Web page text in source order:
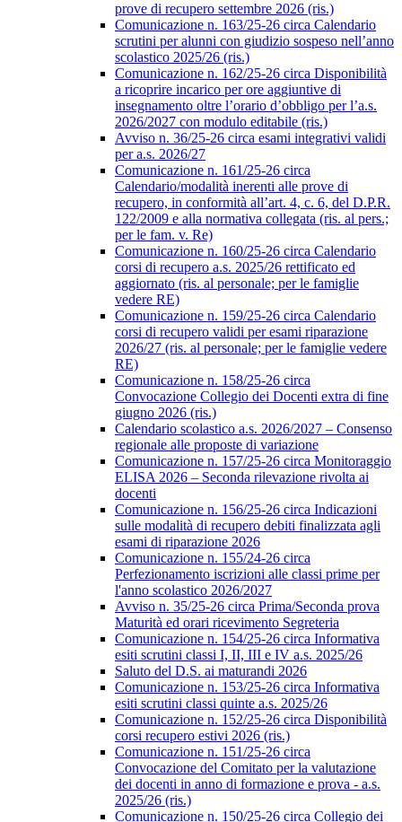
prove di recupero settembre 2026 (ris.)
Comunicazione n. 163/25-26 circa Calendario
scrutini per alunni con giudizio sospeso nell’anno
scolastico 2025/26 (ris.)
Comunicazione n. 162/25-26 circa Disponibilità
a ricoprire incarico per ore aggiuntive di
insegnamento oltre l’orario d’obbligo per l’a.s.
2026/2027 con modulo editabile (ris.)
Avviso n. 36/25-26 circa esami integrativi validi
per a.s. 2026/27
Comunicazione n. 161/25-26 circa
Calendario/modalità inerenti alle prove di
recupero, in conformità all’art. 4, c. 6, del D.P.R.
122/2009 e alla normativa collegata (ris. al pers.;
per le fam. v. Re)
Comunicazione n. 160/25-26 circa Calendario
corsi di recupero a.s. 2025/26 rettificato ed
aggiornato (ris. al personale; per le famiglie
vedere RE)
Comunicazione n. 159/25-26 circa Calendario
corsi di recupero validi per esami riparazione
2026/27 (ris. al personale; per le famiglie vedere
RE)
Comunicazione n. 158/25-26 circa
Convocazione Collegio dei Docenti extra di fine
giugno 2026 (ris.)
Calendario scolastico a.s. 2026/2027 – Consenso
regionale alle proposte di variazione
Comunicazione n. 157/25-26 circa Monitoraggio
ELISA 2026 – Seconda rilevazione rivolta ai
docenti
Comunicazione n. 156/25-26 circa Indicazioni
sulle modalità di recupero debiti finalizzata agli
esami di riparazione 2026
Comunicazione n. 155/24-26 circa
Perfezionamento iscrizioni alle classi prime per
l'anno scolastico 2026/2027
Avviso n. 35/25-26 circa Prima/Seconda prova
Maturità ed orari ricevimento Segreteria
Comunicazione n. 154/25-26 circa Informativa
esiti scrutini classi I, II, III e IV a.s. 2025/26
Saluto del D.S. ai maturandi 2026
Comunicazione n. 153/25-26 circa Informativa
esiti scrutini classi quinte a.s. 2025/26
Comunicazione n. 152/25-26 circa Disponibilità
corsi recupero estivi 2026 (ris.)
Comunicazione n. 151/25-26 circa
Convocazione del Comitato per la valutazione
dei docenti in anno di formazione e prova - a.s.
2025/26 (ris.)
Comunicazione n. 150/25-26 circa Collegio dei